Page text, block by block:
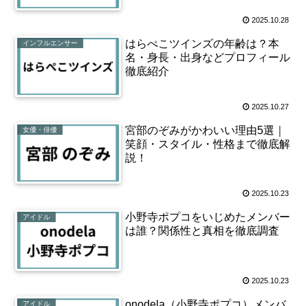
2025.10.28
インフルエンサー
はらぺこツインズの年齢は？本
名・身長・出身などプロフィール
徹底紹介
2025.10.27
女優・俳優
宮部のぞみがかわいい理由5選｜
笑顔・スタイル・性格まで徹底解
説！
2025.10.23
アイドル
小野寺ポプコをいじめたメンバー
は誰？関係性と真相を徹底調査
2025.10.23
アイドル